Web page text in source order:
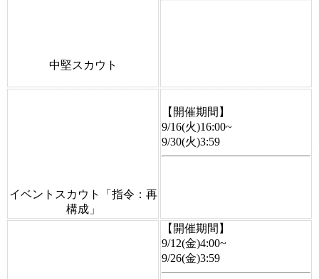
中堅スカウト
イベントスカウト「指令：再
構成」
【開催期間】
9/16(火)16:00~
9/30(火)3:59
【開催期間】
9/12(金)4:00~
9/26(金)3:59